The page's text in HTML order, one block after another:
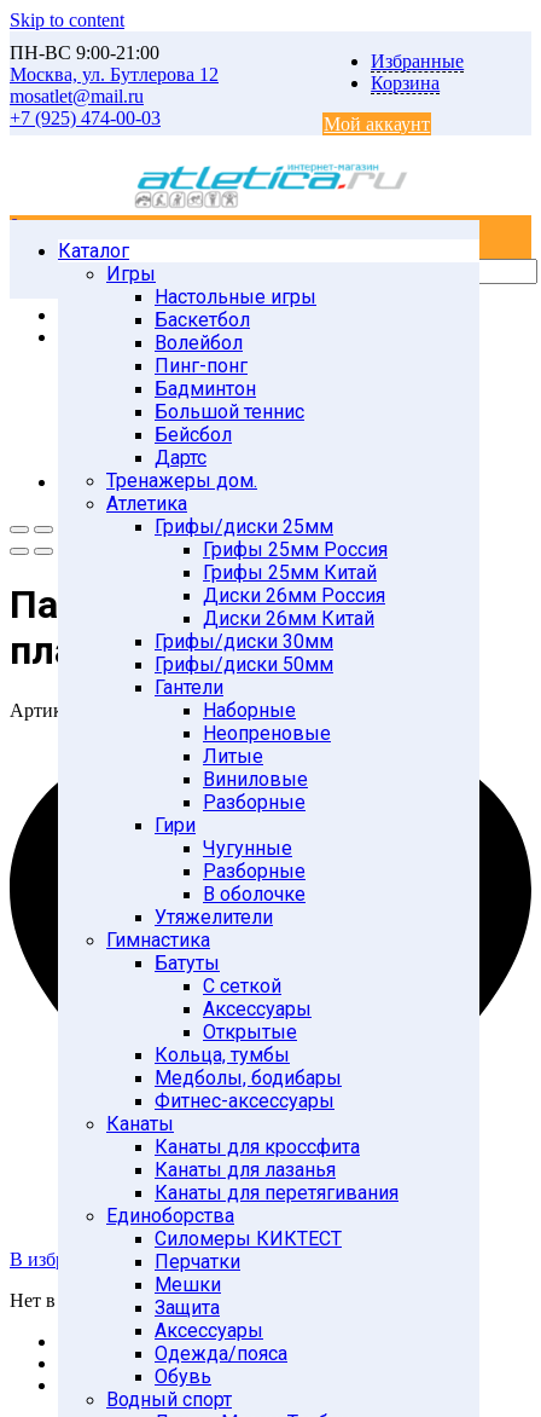
Skip to content
ПН-ВС 9:00-21:00
Москва, ул. Бутлерова 12
mosatlet@mail.ru
+7 (925) 474-00-03
Избранные
Корзина
Мой аккаунт
0
Каталог
Игры
Настольные игры
Баскетбол
Волейбол
Пинг-понг
Бадминтон
Большой теннис
Бейсбол
Дартс
Тренажеры дом.
Атлетика
Грифы/диски 25мм
Грифы 25мм Россия
Грифы 25мм Китай
Диски 26мм Россия
Диски 26мм Китай
Грифы/диски 30мм
Грифы/диски 50мм
Гантели
Наборные
Неопреновые
Литые
Виниловые
Разборные
Гири
Чугунные
Разборные
В оболочке
Утяжелители
Гимнастика
Батуты
С сеткой
Аксессуары
Открытые
Кольца, тумбы
Медболы, бодибары
Фитнес-аксессуары
Канаты
Канаты для кроссфита
Канаты для лазанья
Канаты для перетягивания
Единоборства
Силомеры КИКТЕСТ
Перчатки
Мешки
Защита
Аксессуары
Одежда/пояса
Обувь
Водный спорт
Главная
Товары
Гимнастика и тренинг
Фитнес-аксессуары
Палка гимнастическая пластик
Палка гимнастическая
пластик
Артикул:
В избранное
Нет в наличии
Описание
Характеристики
Отзывы (0)